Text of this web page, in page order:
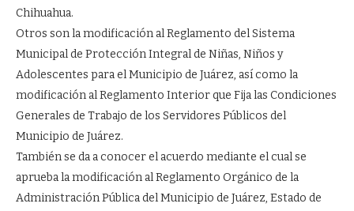
Chihuahua.
Otros son la modificación al Reglamento del Sistema
Municipal de Protección Integral de Niñas, Niños y
Adolescentes para el Municipio de Juárez, así como la
modificación al Reglamento Interior que Fija las Condiciones
Generales de Trabajo de los Servidores Públicos del
Municipio de Juárez.
También se da a conocer el acuerdo mediante el cual se
aprueba la modificación al Reglamento Orgánico de la
Administración Pública del Municipio de Juárez, Estado de